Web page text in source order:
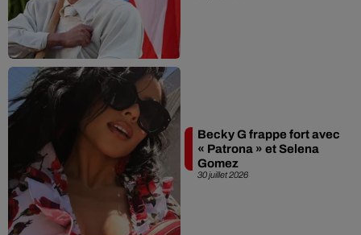
30 juillet 2026
Becky G frappe fort avec
« Patrona » et Selena
Gomez